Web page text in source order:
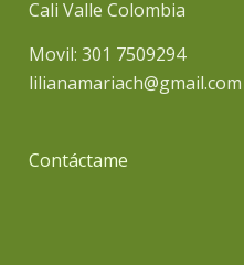
Cali Valle Colombia
Movil: 301 7509294
lilianamariach@gmail.com
Contáctame